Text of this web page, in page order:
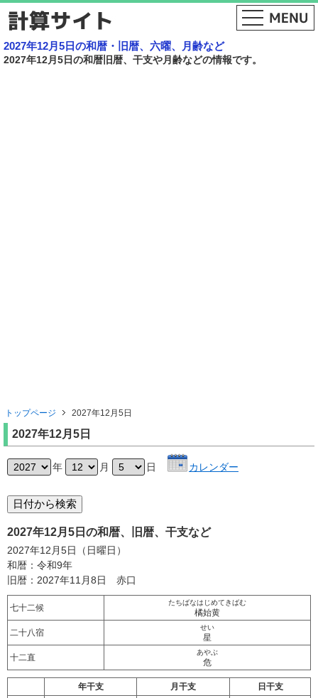
2027年12月5日の和暦・旧暦、六曜、月齢など
2027年12月5日の和暦旧暦、干支や月齢などの情報です。
トップページ 2027年12月5日
2027年12月5日
年 月 日 カレンダー
2027年12月5日の和暦、旧暦、干支など
2027年12月5日（日曜日）
和暦：令和9年
旧暦：2027年11月8日 赤口
七十二候
たちばなはじめてきばむ
橘始黄
二十八宿
せい
星
十二直
あやぶ
危
年干支 月干支 日干支